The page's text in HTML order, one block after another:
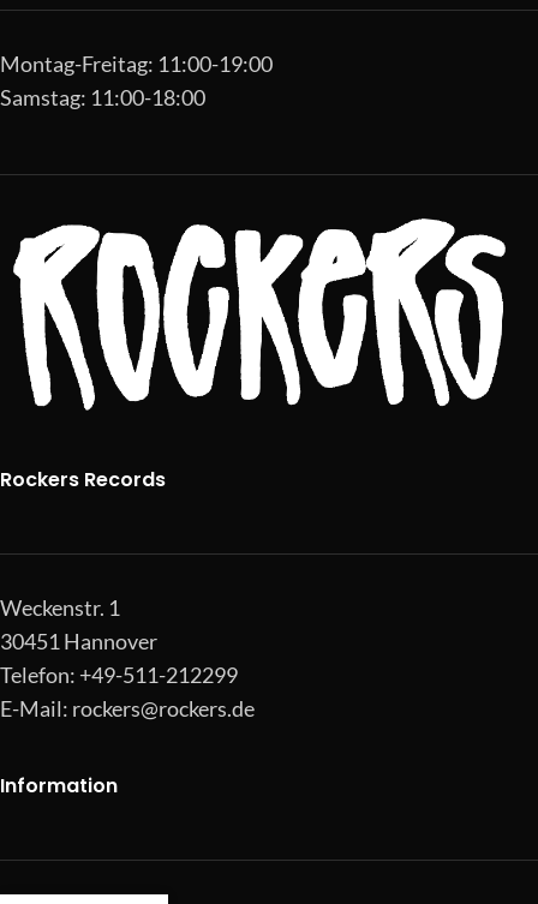
Montag-Freitag: 11:00-19:00
Samstag: 11:00-18:00
Rockers Records
Weckenstr. 1
30451 Hannover
Telefon: +49-511-212299
E-Mail: rockers@rockers.de
Information